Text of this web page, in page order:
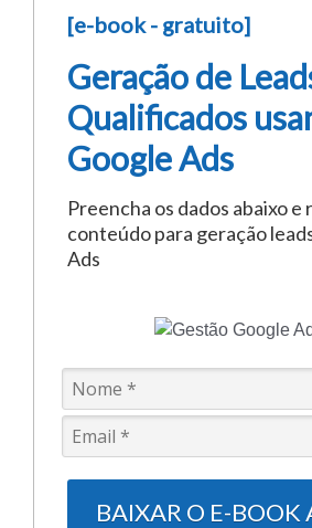
[e-book - gratuito]
Geração de
Qualificados
Google Ads
Preencha os dados abaixo e
conteúdo para geração
Ads
BAIXAR O E-BOOK